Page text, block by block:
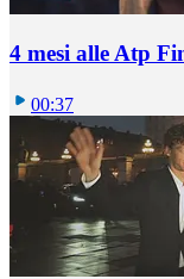
4 mesi alle Atp
00:37